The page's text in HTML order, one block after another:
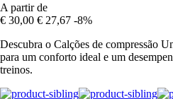
A partir de
€ 30,00 € 27,67 -8%
Descubra o Calções de compressão
para um conforto ideal e um
treinos.